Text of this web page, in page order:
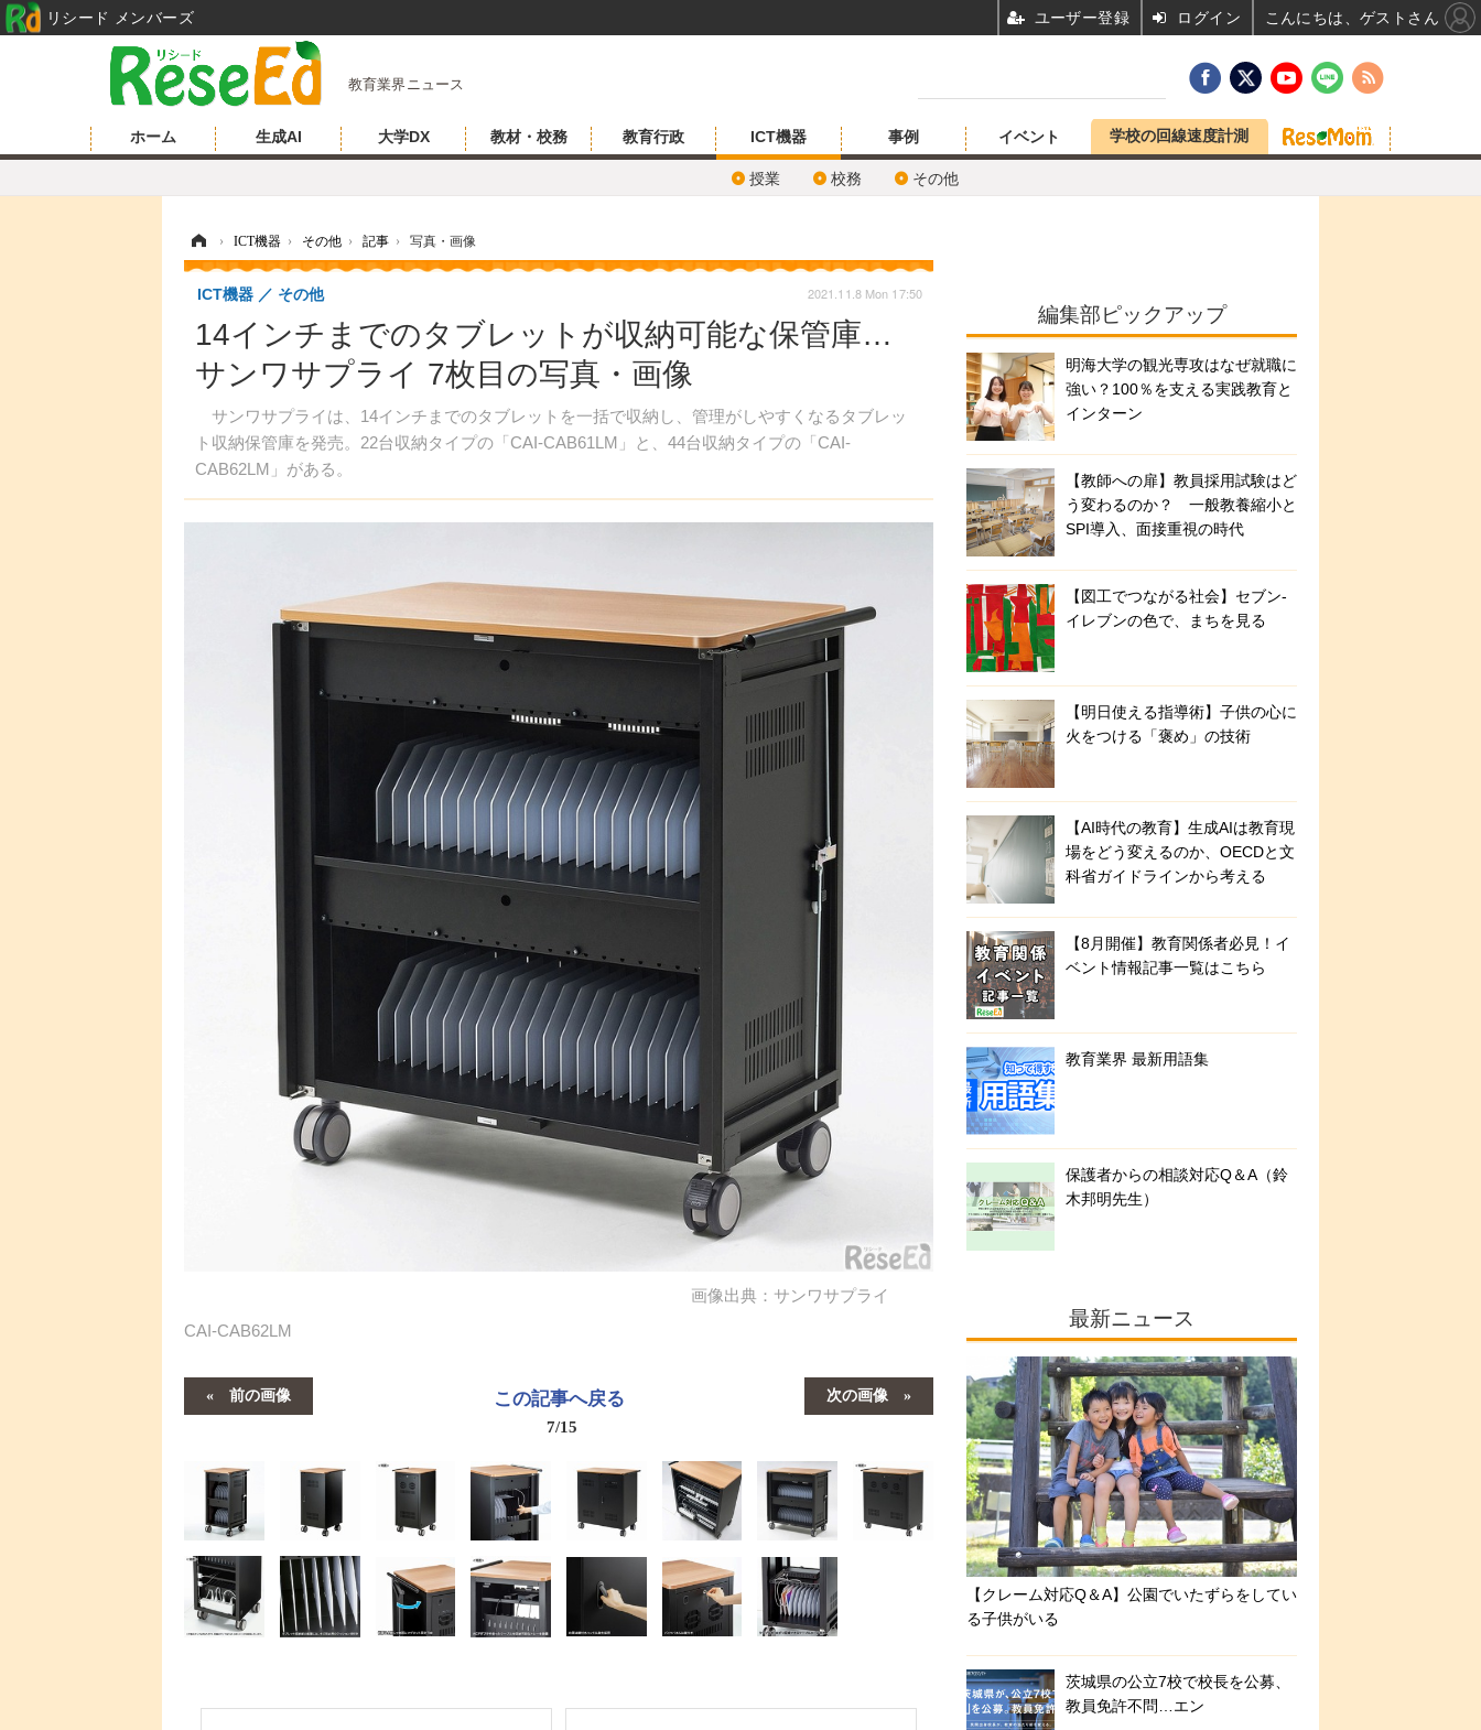
教育業界ニュース
ホーム 生成AI 大学DX 教材・校務 教育行政 ICT機器
授業 校務 その他
事例 イベント 学校の回線速度計測
› ICT機器 › その他 › 記事 › 写真・画像
14インチまでのタブレットが収納可能な保管庫…
サンワサプライ 7枚目の写真・画像
サンワサプライは、14インチまでのタブレットを一括で収納し、管理がしやすくなるタブレッ
ト収納保管庫を発売。22台収納タイプの「CAI-CAB61LM」と、44台収納タイプの「CAI-
CAB62LM」がある。
ICT機器 その他 2021.11.8 Mon 17:50
画像出典：サンワサプライ
CAI-CAB62LM
前の画像 次の画像
この記事へ戻る
7/15
編集部ピックアップ
明海大学の観光専攻はなぜ就職に
強い？100％を支える実践教育と
インターン
【教師への扉】教員採用試験はど
う変わるのか？ 一般教養縮小と
SPI導入、面接重視の時代
【図工でつながる社会】セブン‐
イレブンの色で、まちを見る
【明日使える指導術】子供の心に
火をつける「褒め」の技術
【AI時代の教育】生成AIは教育現
場をどう変えるのか、OECDと文
科省ガイドラインから考える
【8月開催】教育関係者必見！イ
ベント情報記事一覧はこちら
教育業界 最新用語集
保護者からの相談対応Q＆A（鈴
木邦明先生）
最新ニュース
【クレーム対応Q＆A】公園でいたずらをしてい
る子供がいる
茨城県の公立7校で校長を公募、
教員免許不問…エン
リシード メンバーズ ユーザー登録 ログイン こんにちは、ゲストさん